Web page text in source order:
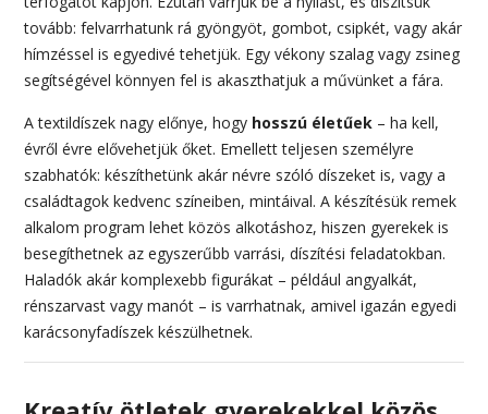
tovább: felvarrhatunk rá gyöngyöt, gombot, csipkét, vagy akár
hímzéssel is egyedivé tehetjük. Egy vékony szalag vagy zsineg
segítségével könnyen fel is akaszthatjuk a művünket a fára.
A textildíszek nagy előnye, hogy hosszú életűek – ha kell,
évről évre elővehetjük őket. Emellett teljesen személyre
szabhatók: készíthetünk akár névre szóló díszeket is, vagy a
családtagok kedvenc színeiben, mintáival. A készítésük remek
alkalom program lehet közös alkotáshoz, hiszen gyerekek is
besegíthetnek az egyszerűbb varrási, díszítési feladatokban.
Haladók akár komplexebb figurákat – például angyalkát,
rénszarvast vagy manót – is varrhatnak, amivel igazán egyedi
karácsonyfadíszek készülhetnek.